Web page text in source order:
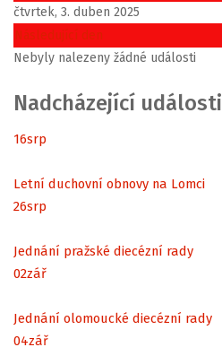
čtvrtek, 3. duben 2025
Následující den
Nebyly nalezeny žádné události
Nadcházející události
16srp
Letní duchovní obnovy na Lomci
26srp
Jednání pražské diecézní rady
02zář
Jednání olomoucké diecézní rady
04zář